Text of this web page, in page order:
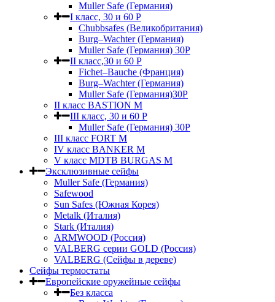
Muller Safe (Германия)
I класс, 30 и 60 P
Chubbsafes (Великобритания)
Burg–Wachter (Германия)
Muller Safe (Германия) 30Р
II класс,30 и 60 P
Fichet–Bauche (Франция)
Burg–Wachter (Германия)
Muller Safe (Германия)30P
II класс BASTION M
III класс, 30 и 60 P
Muller Safe (Германия) 30Р
III класс FORT M
IV класс BANKER M
V класс МDTB BURGAS M
Эксклюзивные сейфы
Muller Safe (Германия)
Safewood
Sun Safes (Южная Корея)
Metalk (Италия)
Stark (Италия)
ARMWOOD (Россия)
VALBERG серии GOLD (Россия)
VALBERG (Сейфы в дереве)
Сейфы термостаты
Европейские оружейные сейфы
Без класса